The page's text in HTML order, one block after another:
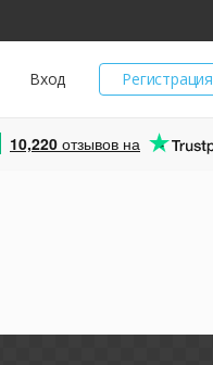
Регистрация
Вход
10,220 отзывов на